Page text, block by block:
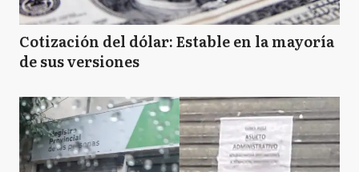
Cotización del dólar: Estable en la mayoría
de sus versiones